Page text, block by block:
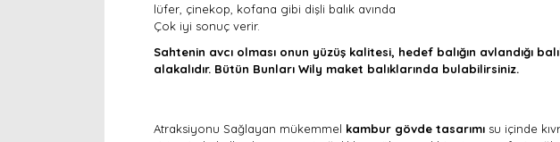
lüfer, çinekop, kofana gibi dişli balık avında
Çok iyi sonuç verir.
Sahtenin avcı olması onun yüzüş kalitesi, hedef balığın avlandığı
alakalıdır. Bütün Bunları Wily maket balıklarında bulabilirsiniz.
Atraksiyonu Sağlayan mükemmel kambur gövde tasarımı su içinde